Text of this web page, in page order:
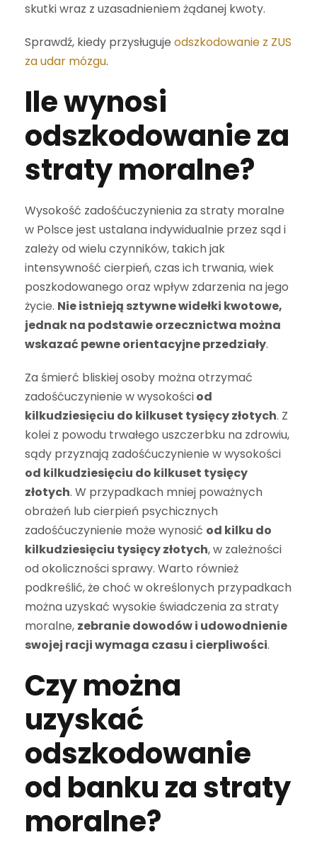
skutki wraz z uzasadnieniem żądanej kwoty.
Sprawdź, kiedy przysługuje odszkodowanie z ZUS
za udar mózgu.
Ile wynosi
odszkodowanie za
straty moralne?
Wysokość zadośćuczynienia za straty moralne
w Polsce jest ustalana indywidualnie przez sąd i
zależy od wielu czynników, takich jak
intensywność cierpień, czas ich trwania, wiek
poszkodowanego oraz wpływ zdarzenia na jego
życie. Nie istnieją sztywne widełki kwotowe,
jednak na podstawie orzecznictwa można
wskazać pewne orientacyjne przedziały.
Za śmierć bliskiej osoby można otrzymać
zadośćuczynienie w wysokościod
kilkudziesięciu do kilkuset tysięcy złotych. Z
kolei z powodu trwałego uszczerbku na zdrowiu,
sądy przyznają zadośćuczynienie w wysokości
od kilkudziesięciu do kilkuset tysięcy
złotych. W przypadkach mniej poważnych
obrażeń lub cierpień psychicznych
zadośćuczynienie może wynosić od kilku do
kilkudziesięciu tysięcy złotych, w zależności
od okoliczności sprawy. Warto również
podkreślić, że choć w określonych przypadkach
można uzyskać wysokie świadczenia za straty
moralne, zebranie dowodów i udowodnienie
swojej racji wymaga czasu i cierpliwości.
Czy można
uzyskać
odszkodowanie
od banku za straty
moralne?